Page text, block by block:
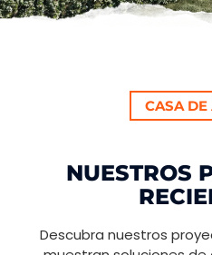
CASA DE
NUESTROS
Descubra nuestros